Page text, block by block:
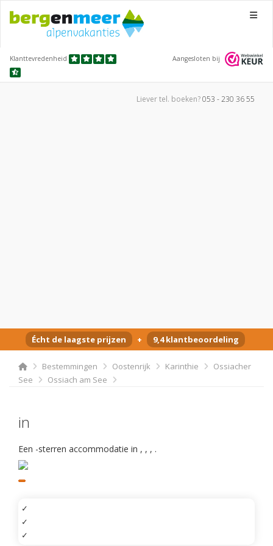
Menu
Klanttevredenheid Aangesloten bij
Liever tel. boeken?053 - 230 36 55
Écht de laagste prijzen + 9,4 klantbeoordeling
Bestemmingen Oostenrijk Karinthie
Ossiacher
See
Ossiach am See
in
Een -sterren accommodatie in , , , .
✓
✓
✓